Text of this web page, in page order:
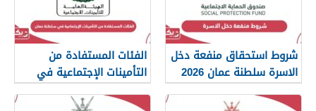
شروط استحقاق منفعة دخل
الاسرة سلطنة عمان 2026
الفئات المستفادة من
التأمينات الإجتماعية في
سلطنة عمان 2026